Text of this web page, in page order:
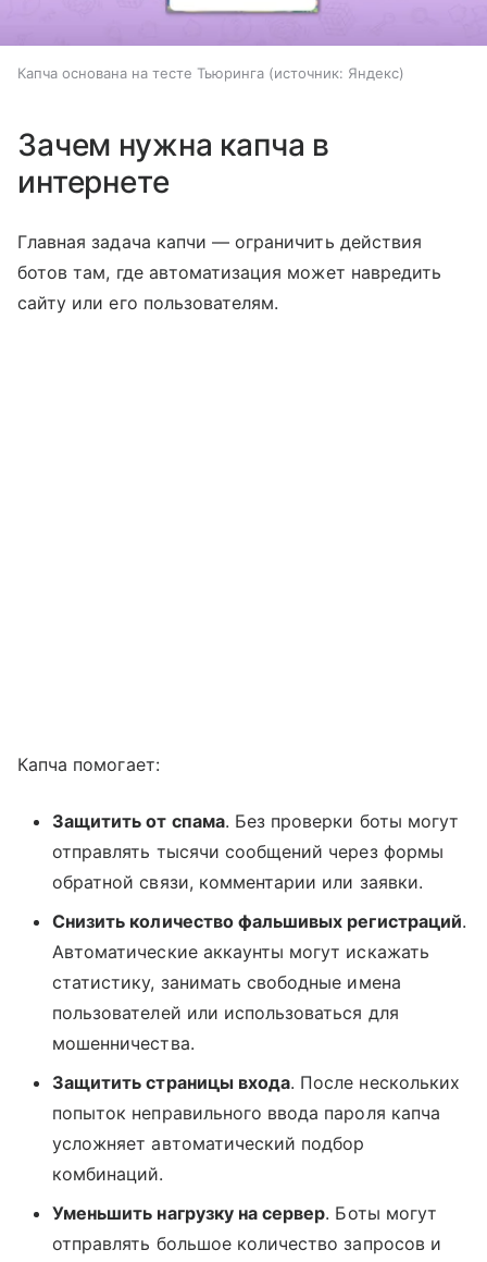
Капча основана на тесте Тьюринга источник: Яндекс
Зачем нужна капча в
интернете
Главная задача капчи — ограничить действия
ботов там, где автоматизация может навредить
сайту или его пользователям.
Капча помогает:
Защитить от спама. Без проверки боты могут
отправлять тысячи сообщений через формы
обратной связи, комментарии или заявки.
Снизить количество фальшивых регистраций.
Автоматические аккаунты могут искажать
статистику, занимать свободные имена
пользователей или использоваться для
мошенничества.
Защитить страницы входа. После нескольких
попыток неправильного ввода пароля капча
усложняет автоматический подбор
комбинаций.
Уменьшить нагрузку на сервер. Боты могут
отправлять большое количество запросов и